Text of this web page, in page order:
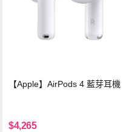
【Apple】AirPods 4 藍芽耳機
$4,265